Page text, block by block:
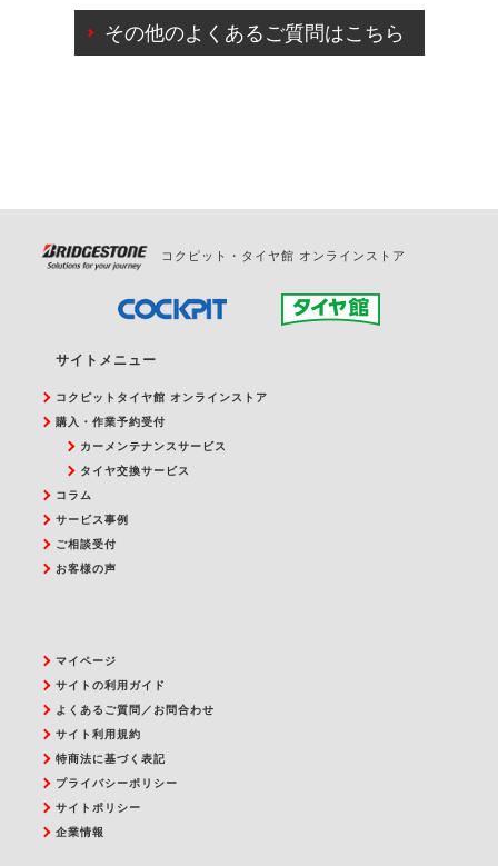
ご来店予約日の3営業日前を過ぎている場合のご予約
の日時変更につきましては、直接ご予約の店舗まで
その他のよくあるご質問はこちら
コクピット・タイヤ館 オンラインストア
サイトメニュー
コクピットタイヤ館 オンラインストア
購入・作業予約受付
カーメンテナンスサービス
タイヤ交換サービス
コラム
サービス事例
ご相談受付
お客様の声
マイページ
サイトの利用ガイド
よくあるご質問／お問合わせ
サイト利用規約
特商法に基づく表記
プライバシーポリシー
サイトポリシー
企業情報